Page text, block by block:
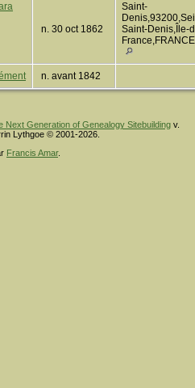
n. 30 oct 1862
Saint-
Saint-Denis,Île-
n. avant 1842
Next Generation of Genealogy Sitebuildingv.
Lythgoe © 2001-2026.
Francis Amar.